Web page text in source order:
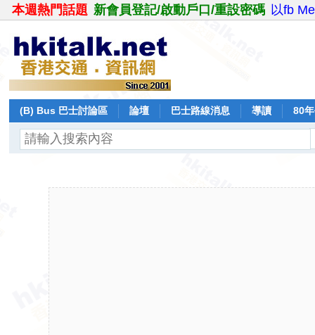
本週熱門話題 新會員登記/啟動戶口/重設密碼 以fb
(B) Bus 巴士討論區 論壇 巴士路線消息 導讀 80